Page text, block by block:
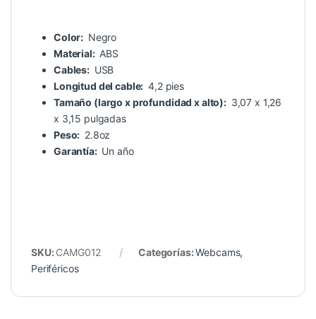
Color: Negro
Material: ABS
Cables: USB
Longitud del cable: 4,2 pies
Tamaño (largo x profundidad x alto): 3,07 x 1,26
x 3,15 pulgadas
Peso: 2.8oz
Garantía: Un año
SKU: CAMG012 Categorías:Webcams,
Periféricos